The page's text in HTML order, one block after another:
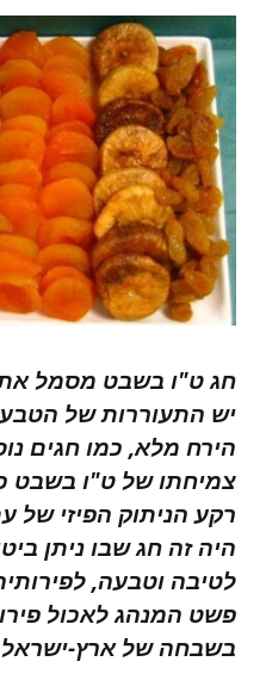
חג ט"ו בשבט מסמל
יש התעוררות של
הירח מלא, כמו חגים
צמיחתו של ט"ו בשבט
רקע הניתוק הפיזי
היה זה חג שבו ניתן
לטיבה וטבעה,
פשט המנהג לאכול
בשבחה של ארץ-